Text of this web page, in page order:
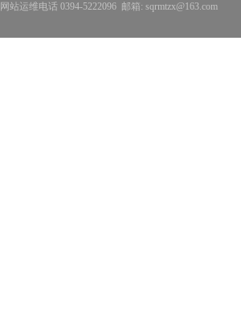
网站运维电话 0394-5222096 邮箱: sqrmtzx@163.com